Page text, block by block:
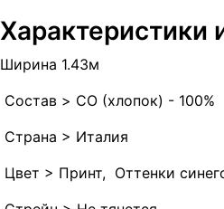
Характеристики
Ширина 1.43м
Состав > CO (хлопок) - 100%
Страна > Италия
Цвет > Принт, Оттенки